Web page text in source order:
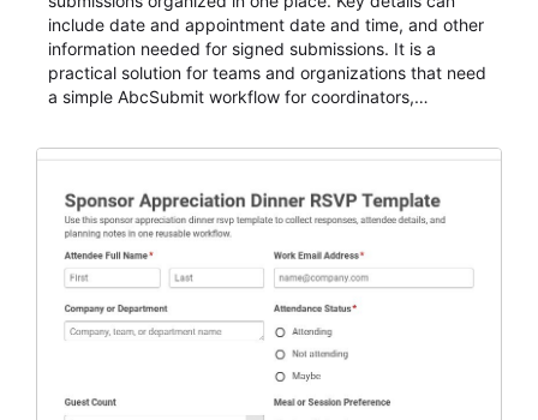
include date and appointment date and time, and other
information needed for signed submissions. It is a
practical solution for teams and organizations that need
a simple AbcSubmit workflow for coordinators,